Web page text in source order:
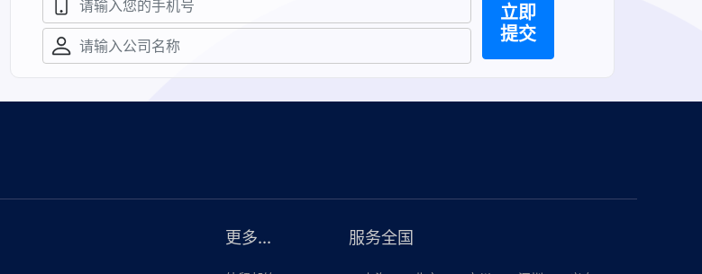
立即
提交
更多... 服务全国